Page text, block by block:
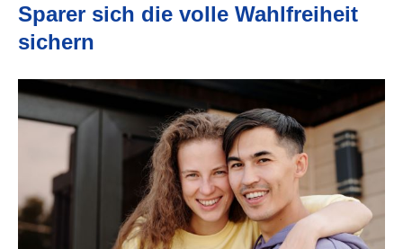
Sparer sich die volle Wahlfreiheit
sichern